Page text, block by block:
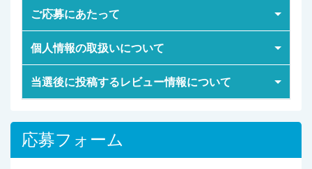
ご応募にあたって
個人情報の取扱いについて
当選後に投稿するレビュー情報について
応募フォーム